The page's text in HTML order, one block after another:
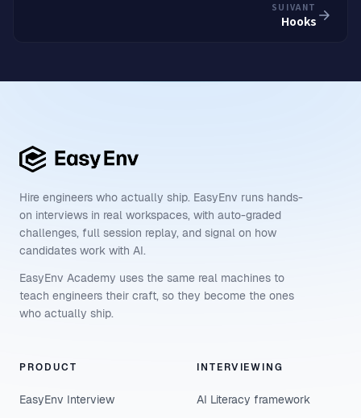
SUIVANT
Hooks
Hire engineers who actually ship. EasyEnv runs hands-
on interviews in real workspaces, with auto-graded
challenges, full session replay, and signal on how
candidates work with AI.
EasyEnv Academy uses the same real machines to
teach engineers their craft, so they become the ones
who actually ship.
PRODUCT
EasyEnv Interview
INTERVIEWING
AI Literacy framework